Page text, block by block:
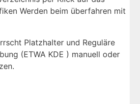
Werden beim überfahren mit
Platzhalter und Reguläre
(ETWA KDE ) manuell oder